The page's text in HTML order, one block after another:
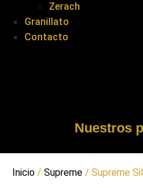
Zerach
Granillato
Contacto
Nuestros
Inicio / Supreme / Supreme